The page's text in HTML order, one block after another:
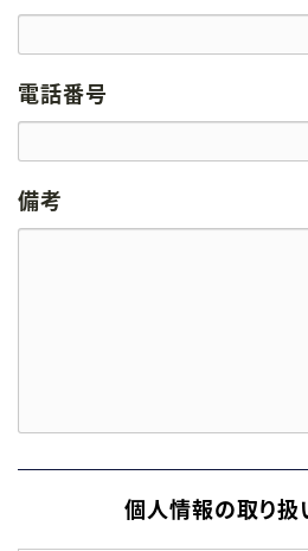
電話番号
備考
個人情報の取り扱